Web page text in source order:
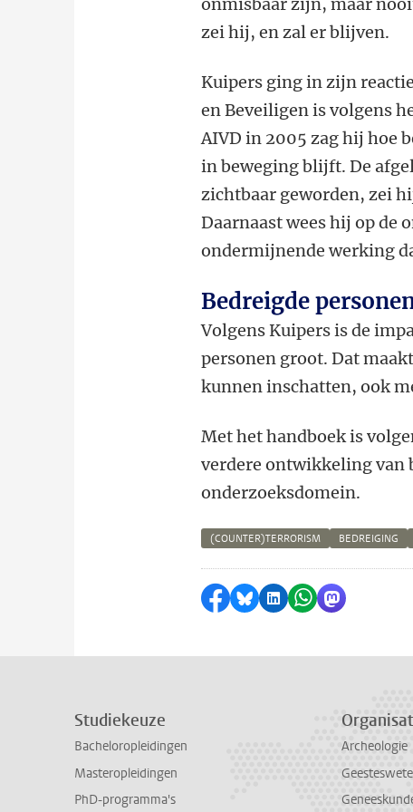
zei hij, en zal er blijven.
Kuipers ging in zijn
en Beveiligen is volgens
AIVD in 2005 zag hij hoe
in beweging blijft. De
zichtbaar geworden, zei
Daarnaast wees hij op de
ondermijnende werking
Bedreigde
Volgens Kuipers is de
personen groot. Dat
kunnen inschatten, ook
Met het handboek is
verdere ontwikkeling van
onderzoeksdomein.
(COUNTER)TERRORISM BEDREIGING
Delen op Facebook
Delen via Bluesky
Delen op LinkedIn
Delen via
Delen via
Studiekeuze
Bacheloropleidingen
Masteropleidingen
PhD-programma's
Archeologie